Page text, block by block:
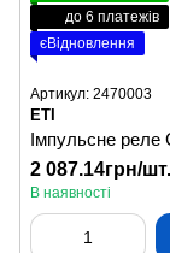
до 6 платежів
єВідновлення
Артикул: 2470003
ETI
Імпульсне реле
2 087.14грн/шт.
В наявності